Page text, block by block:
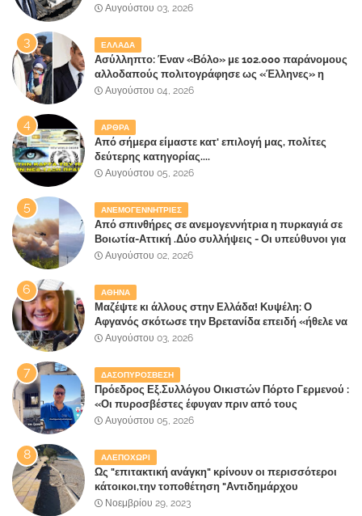
έλαβε 40% και 45% στις εκλογές του 2023,ενώ 50%
Αυγούστου 03, 2026
ΕΛΛΑΔΑ
Ασύλληπτο: Έναν «Βόλο» με 102.000 παράνομους
αλλοδαπούς πολιτογράφησε ως «Έλληνες» η
κυβέρνηση!
Αυγούστου 04, 2026
ΑΡΘΡΑ
Από σήμερα είμαστε κατ' επιλογή μας, πολίτες
δεύτερης κατηγορίας....
Αυγούστου 05, 2026
ΑΝΕΜΟΓΕΝΝΗΤΡΙΕΣ
Από σπινθήρες σε ανεμογεννήτρια η πυρκαγιά σε
Βοιωτία-Αττική .Δύο συλλήψεις - Οι υπεύθυνοι για
την λάθος διαχείριση της κατάσβεσης θα
Αυγούστου 02, 2026
ΑΘΗΝΑ
Μαζέψτε κι άλλους στην Ελλάδα! Κυψέλη: Ο
Αφγανός σκότωσε την Βρετανίδα επειδή «ήθελε να
κάνει τη σύντροφό του χριστιανή»
Αυγούστου 03, 2026
ΔΑΣΟΠΥΡΟΣΒΕΣΗ
Πρόεδρος Εξ.Συλλόγου Οικιστών Πόρτο Γερμενού :
«Οι πυροσβέστες έφυγαν πριν από τους
κατοίκους»
Αυγούστου 05, 2026
ΑΛΕΠΟΧΩΡΙ
Ως "επιτακτική ανάγκη" κρίνουν οι περισσότεροι
κάτοικοι,την τοποθέτηση "Αντιδημάρχου
Παραλιακής Ζώνης" στο Δήμο Μάνδρας-Ειδυλλίας!
Νοεμβρίου 29, 2023